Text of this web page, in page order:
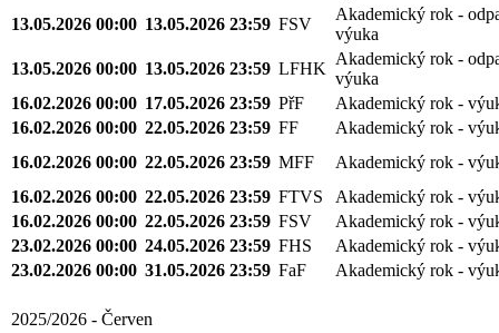
13.05.2026 00:00 13.05.2026 23:59 FSV
Akademický rok -
výuka
13.05.2026 00:00 13.05.2026 23:59 LFHK
Akademický rok -
výuka
16.02.2026 00:00 17.05.2026 23:59 PřF
Akademický rok -
16.02.2026 00:00 22.05.2026 23:59 FF
Akademický rok -
16.02.2026 00:00 22.05.2026 23:59 MFF
Akademický rok -
16.02.2026 00:00 22.05.2026 23:59 FTVS
Akademický rok -
16.02.2026 00:00 22.05.2026 23:59 FSV
Akademický rok -
23.02.2026 00:00 24.05.2026 23:59 FHS
Akademický rok -
23.02.2026 00:00 31.05.2026 23:59 FaF Akademický rok -
2025/2026 - Červen